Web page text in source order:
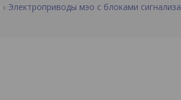
Электроприводы мэо с блоками